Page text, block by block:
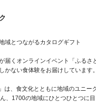
域とつながるカタログギフト
届くオンラインイベント「ふる
かない食体験をお届けしています。
は、食文化とともに地域のユニ
、1700の地域にひとつひとつに